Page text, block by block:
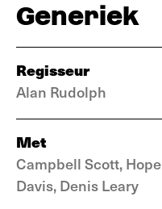
Generiek
Regisseur
Alan Rudolph
Met
Campbell Scott, Hope
Davis, Denis Leary